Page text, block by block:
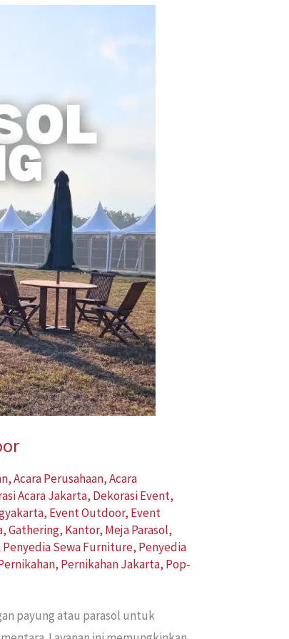
,Acara Perusahaan,Acara
Acara Jakarta, Dekorasi Event,
, Event Outdoor, Event
,Gathering, Kantor, Meja Parasol,
Penyedia Sewa Furniture, Penyedia
, Pernikahan Jakarta, Pop-
payung atau parasol untuk